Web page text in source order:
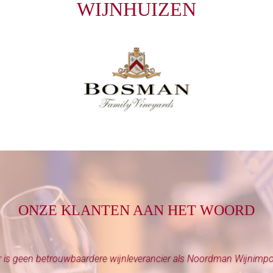
WIJNHUIZEN
ONZE KLANTEN AAN HET WOORD
is geen betrouwbaardere wijnleverancier als Noordman